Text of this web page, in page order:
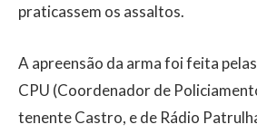
praticassem os assaltos.
A apreensão da arma foi feita
CPU (Coordenador de
tenente Castro, e de Rádio